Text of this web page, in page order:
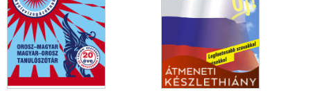
AKCIÓ
ELŐJEGYEZHETŐ
NÉPSZERŰ KÖNYVEK